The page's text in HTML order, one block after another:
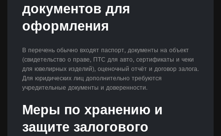
документов для
оформления
В перечень обычно входят паспорт, документы на объект
(свидетельство о праве, ПТС для авто, сертификаты и чеки
для ювелирных изделий), оценочный отчёт и договор залога.
Для юридических лиц дополнительно требуются
учредительные документы и доверенности.
Меры по хранению и
защите залогового